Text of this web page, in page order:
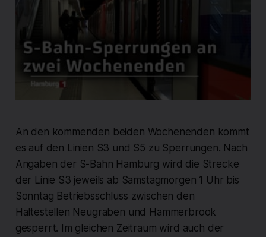
An den kommenden beiden Wochenenden kommt
es auf den Linien S3 und S5 zu Sperrungen. Nach
Angaben der S-Bahn Hamburg wird die Strecke
der Linie S3 jeweils ab Samstagmorgen 1 Uhr bis
Sonntag Betriebsschluss zwischen den
Haltestellen Neugraben und Hammerbrook
gesperrt. Im gleichen Zeitraum wird auch der